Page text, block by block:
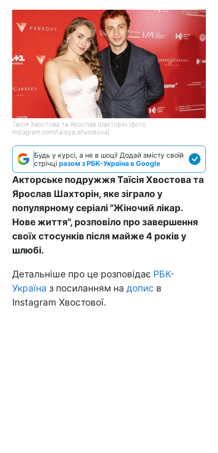
Таїсія Хвостова та Ярослав Шахторін (фото:
instagram.com/taisiya_khvostova)
Будь у курсі, а не в шоці! Додай змісту своїй
стрічці разом з РБК-Україна в Google
Акторське подружжя Таїсія Хвостова та
Ярослав Шахторін, яке зіграло у
популярному серіалі "Жіночий лікар.
Нове життя", розповіло про завершення
своїх стосунків після майже 4 років у
шлюбі.
Детальніше про це розповідає РБК-
Україна з посиланням на допис в
Instagram Хвостової.